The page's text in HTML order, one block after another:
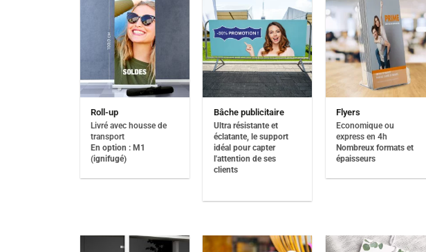
Roll-up
Livré avec housse de
transport
En option : M1
(ignifugé)
Bâche publicitaire
Ultra résistante et
éclatante, le support
idéal pour capter
l'attention de ses
clients
Flyers
Economique ou
express en 4h
Nombreux formats et
épaisseurs